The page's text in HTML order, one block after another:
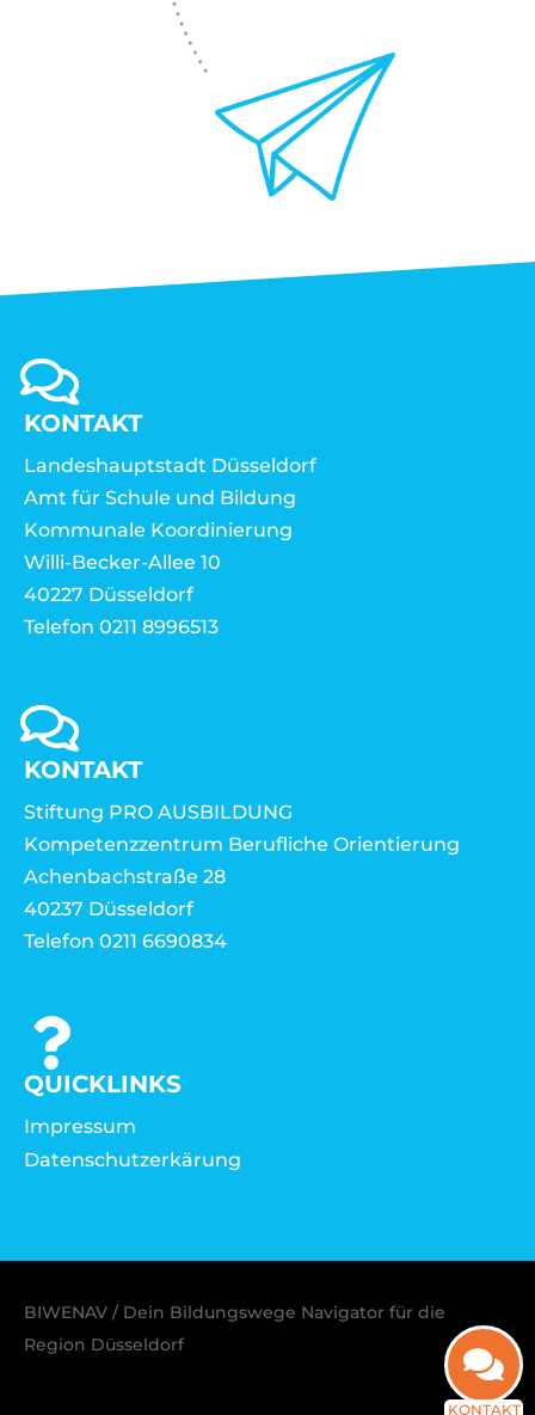
KONTAKT
Landeshauptstadt Düsseldorf
Amt für Schule und Bildung
Kommunale Koordinierung
Willi-Becker-Allee 10
40227 Düsseldorf
Telefon 0211 8996513
KONTAKT
Stiftung PRO AUSBILDUNG
Kompetenzzentrum Berufliche Orientierung
Achenbachstraße 28
40237 Düsseldorf
Telefon 0211 6690834
QUICKLINKS
Impressum
Datenschutzerkärung
BIWENAV / Dein Bildungswege Navigator für die
Region Düsseldorf
KONTAKT